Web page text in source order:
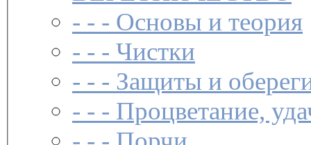
- - - Основы и теория
- - - Чистки­
- - - Защиты и
- - - Процветание,